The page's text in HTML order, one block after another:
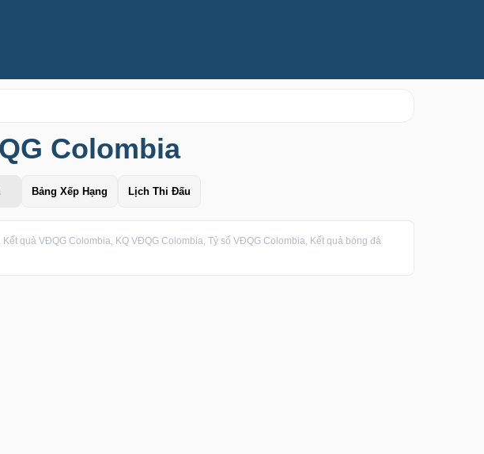
Colombia
Bảng Xếp Hạng Lịch Thi Đấu
quả VĐQG Colombia, KQ VĐQG Colombia, Tỷ số VĐQG Colombia, Kết quả bóng đá